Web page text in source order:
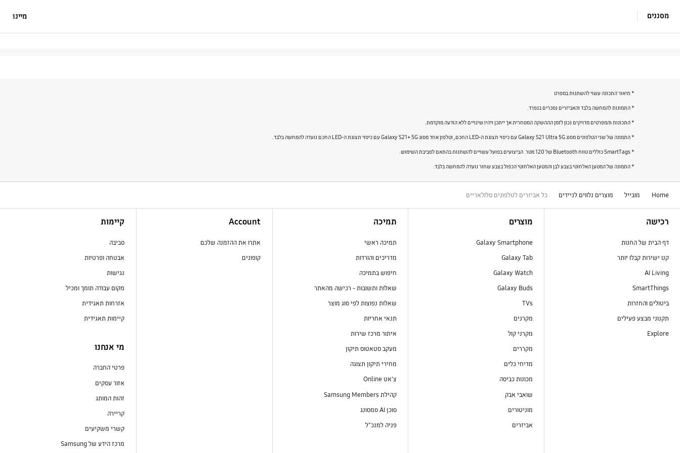
מסננים מיינו
* תיאור התכונה עשוי להשתנות במפרט
* התמונות להמחשה בלבד והאביזרים נמכרים בנפרד.
* התכונות והמפרטים מדויקים נכון לזמן הההשקה המסחרית אך ייתכן ויהיו שינויים ללא הודעה מוקדמת.
* התמונה של שני הטלפונים מסוג Galaxy S21 Ultra 5G עם כיסוי תצוגת ה-LED החכם, וטלפון אחד מסוג Galaxy S21+ 5G עם כיסוי תצוגת ה-LED החכם נועדה להמחשה בלבד.
* SmartTags כוללים טווח Bluetooth של 120 מטר. הביצועים בפועל עשויים להשתנות בהתאם לסביבת השימוש.
* התמונה של המטען האלחוטי בצבע לבן והמטען האלחוטי הכפול בצבע שחור נועדה להמחשה בלבד.
Home מובייל מוצרים נלווים לניידים כל אביזרים לטלפונים סלולאריים
רכישה
דף הבית של החנות
קנו ישירות קבלו יותר
AI Living
SmartThings
ביטולים והחזרות
תקנוני מבצע פעילים
Explore
מוצרים
Galaxy Smartphone
Galaxy Tab
Galaxy Watch
Galaxy Buds
TVs
מקרנים
מקרני קול
מקררים
מדיחי כלים
מכונות כביסה
שואבי אבק
מוניטורים
אביזרים
תמיכה
תמיכה ראשי
מדריכים והורדות
חיפוש בתמיכה
שאלות ותשובות - רכישה מהאתר
שאלות נפוצות לפי סוג מוצר
תנאי אחריות
איתור מרכז שירות
מעקב סטאטוס תיקון
מחירי תיקון תצוגה
צ'אט Online
קהילת Samsung Members
סוכן AI סמסונג
פניה למנכ"ל
Account
אתרו את ההזמנה שלכם
קופונים
קיימות
סביבה
אבטחה ופרטיות
נגישות
מקום עבודה תומך ומכיל
אזרחות תאגידית
קיימות תאגידית
מי אנחנו
פרטי החברה
אזור עסקים
זהות המותג
קריירה
קשרי משקיעים
מרכז הידע של Samsung